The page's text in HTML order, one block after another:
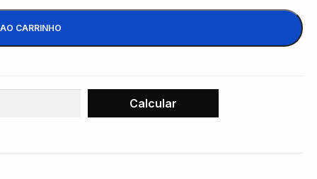
CARRINHO